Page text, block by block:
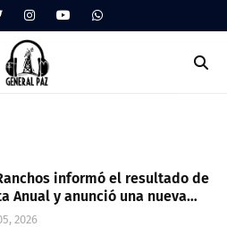
informó el resultado de
Anual y anunció una nueva
2026